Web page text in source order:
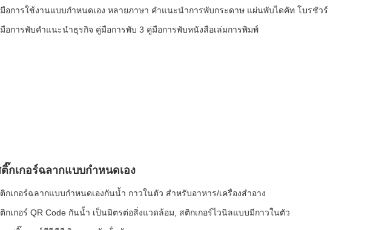
อการใช้งานแบบกำหนดเอง หลายภาษา คำแนะนำการพับกระดาษ แผ่นพับไดคัท โบรชัวร์
อการพับคําแนะนําธุรกิจ คู่มือการพับ 3 คู่มือการพับหนังสือเล่มการพิมพ์
กเกอร์ฉลากแบบกำหนดเอง
กเกอร์ฉลากแบบกำหนดเองกันน้ำ กาวในตัว สำหรับอาหาร/เครื่องสำอาง
กเกอร์ QR Code กันน้ำ เป็นมิตรต่อสิ่งแวดล้อม, สติกเกอร์ไวนิลแบบมีกาวในตัว